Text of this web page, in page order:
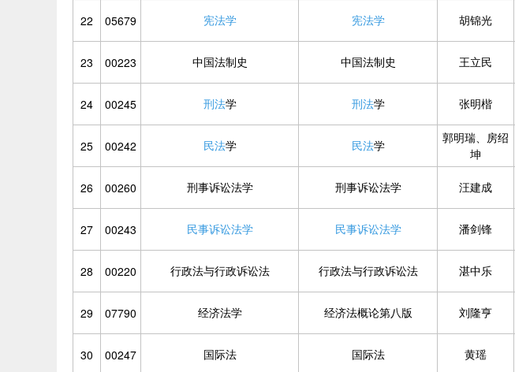
22 05679 宪法学 宪法学 胡锦光
23 00223 中国法制史 中国法制史 王立民
24 00245 刑法学 刑法学 张明楷
25 00242 民法学 民法学
郭明瑞、房绍
坤
26 00260 刑事诉讼法学 刑事诉讼法学 汪建成
27 00243 民事诉讼法学 民事诉讼法学 潘剑锋
28 00220 行政法与行政诉讼法 行政法与行政诉讼法 湛中乐
29 07790 经济法学 经济法概论第八版 刘隆亨
30 00247 国际法 国际法 黄瑶